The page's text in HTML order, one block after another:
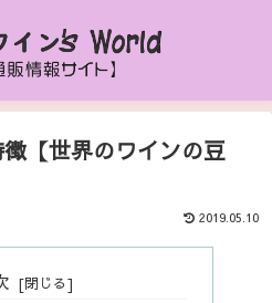
【世界のワインの豆
2019.05.10